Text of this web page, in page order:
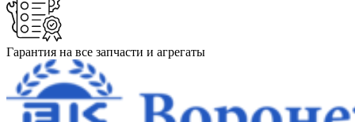
Гарантия на все запчасти и агрегаты